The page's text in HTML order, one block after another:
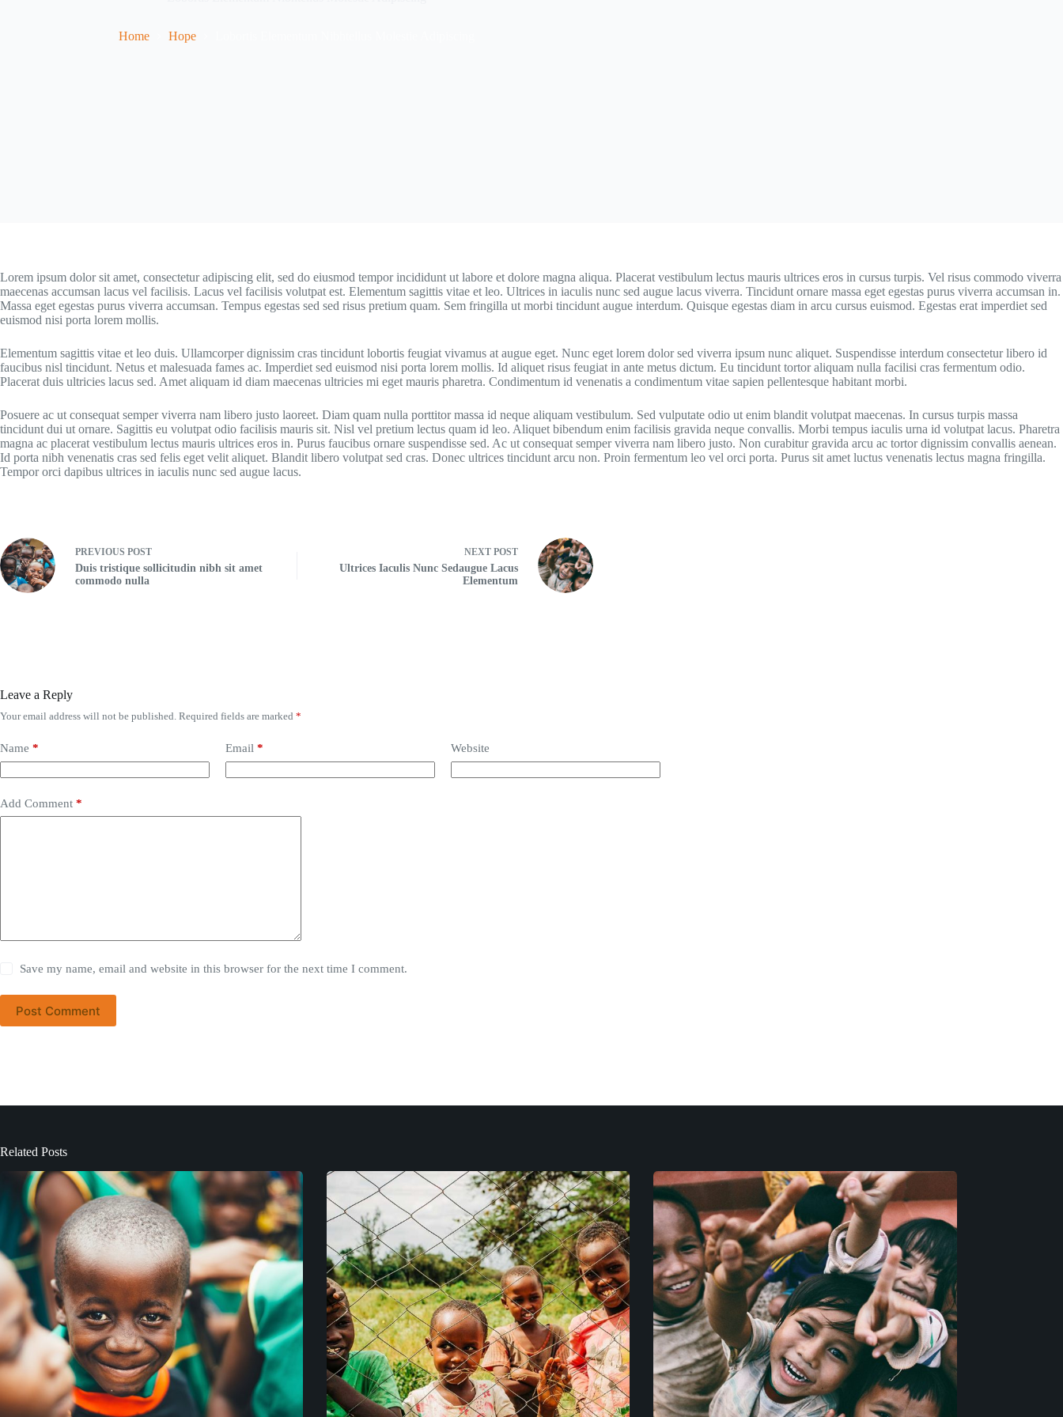
Home Hope
Lorem ipsum dolor sit amet, consectetur adipiscing elit, sed do eiusmod tempor incididunt ut labore et dolore magna aliqua. Placerat vestibulum lectus mauris ultrices eros in cursus turpis. Vel risus commodo viverra
maecenas accumsan lacus vel facilisis. Lacus vel facilisis volutpat est. Elementum sagittis vitae et leo. Ultrices in iaculis nunc sed augue lacus viverra. Tincidunt ornare massa eget egestas purus viverra accumsan in.
Massa eget egestas purus viverra accumsan. Tempus egestas sed sed risus pretium quam. Sem fringilla ut morbi tincidunt augue interdum. Quisque egestas diam in arcu cursus euismod. Egestas erat imperdiet sed
euismod nisi porta lorem mollis.
Elementum sagittis vitae et leo duis. Ullamcorper dignissim cras tincidunt lobortis feugiat vivamus at augue eget. Nunc eget lorem dolor sed viverra ipsum nunc aliquet. Suspendisse interdum consectetur libero id
faucibus nisl tincidunt. Netus et malesuada fames ac. Imperdiet sed euismod nisi porta lorem mollis. Id aliquet risus feugiat in ante metus dictum. Eu tincidunt tortor aliquam nulla facilisi cras fermentum odio.
Placerat duis ultricies lacus sed. Amet aliquam id diam maecenas ultricies mi eget mauris pharetra. Condimentum id venenatis a condimentum vitae sapien pellentesque habitant morbi.
Posuere ac ut consequat semper viverra nam libero justo laoreet. Diam quam nulla porttitor massa id neque aliquam vestibulum. Sed vulputate odio ut enim blandit volutpat maecenas. In cursus turpis massa
tincidunt dui ut ornare. Sagittis eu volutpat odio facilisis mauris sit. Nisl vel pretium lectus quam id leo. Aliquet bibendum enim facilisis gravida neque convallis. Morbi tempus iaculis urna id volutpat lacus. Pharetra
magna ac placerat vestibulum lectus mauris ultrices eros in. Purus faucibus ornare suspendisse sed. Ac ut consequat semper viverra nam libero justo. Non curabitur gravida arcu ac tortor dignissim convallis aenean.
Id porta nibh venenatis cras sed felis eget velit aliquet. Blandit libero volutpat sed cras. Donec ultrices tincidunt arcu non. Proin fermentum leo vel orci porta. Purus sit amet luctus venenatis lectus magna fringilla.
Tempor orci dapibus ultrices in iaculis nunc sed augue lacus.
PREVIOUS POST
Duis tristique sollicitudin nibh sit amet
commodo nulla
NEXT POST
Ultrices Iaculis Nunc Sedaugue Lacus
Elementum
Leave a Reply
Your email address will not be published. Required fields are marked *
Name * Email * Website
Add Comment *
Save my name, email and website in this browser for the next time I comment.
Post Comment
Related Posts